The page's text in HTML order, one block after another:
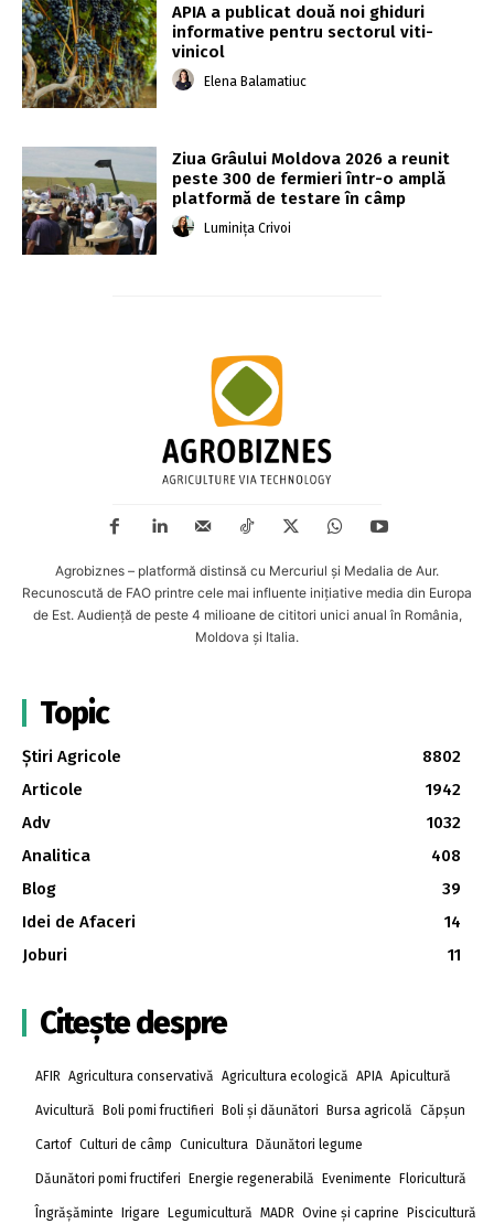
APIA a publicat două noi ghiduri
informative pentru sectorul viti-
vinicol
Elena Balamatiuc
Ziua Grâului Moldova 2026 a reunit
peste 300 de fermieri într-o amplă
platformă de testare în câmp
Luminița Crivoi
Agrobiznes – platformă distinsă cu Mercuriul și Medalia de Aur.
Recunoscută de FAO printre cele mai influente inițiative media din Europa
de Est. Audiență de peste 4 milioane de cititori unici anual în România,
Moldova și Italia.
Topic
Știri Agricole
8802
Articole
1942
Adv
1032
Analitica
408
Blog
39
Idei de Afaceri
14
Joburi
11
Citește despre
AFIR Agricultura conservativă Agricultura ecologică APIA Apicultură
Avicultură Boli pomi fructifieri Boli și dăunători Bursa agricolă Căpșun
Cartof Culturi de câmp Cunicultura Dăunători legume
Dăunători pomi fructiferi Energie regenerabilă Evenimente Floricultură
Îngrășăminte Irigare Legumicultură MADR Ovine și caprine Piscicultură